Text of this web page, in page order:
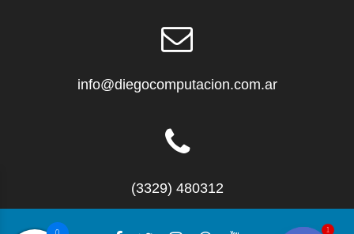
info@diegocomputacion.com.ar
(3329) 480312